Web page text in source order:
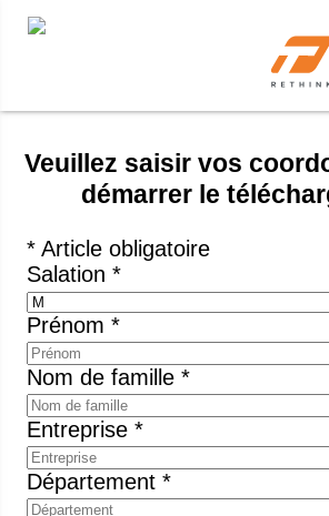
Veuillez saisir vos
démarrer le
* Article obligatoire
Salation *
Prénom *
Nom de famille *
Entreprise *
Département *